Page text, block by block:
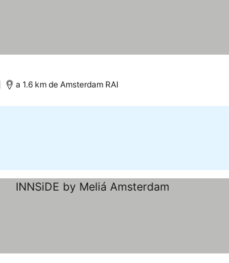
a 1.6 km de Amsterdam RAI